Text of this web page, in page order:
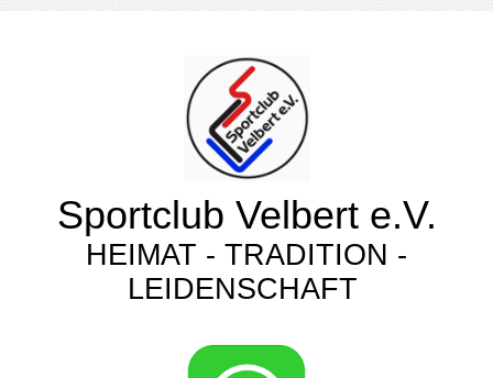
Sportclub Velbert e.V.
HEIMAT - TRADITION -
LEIDENSCHAFT